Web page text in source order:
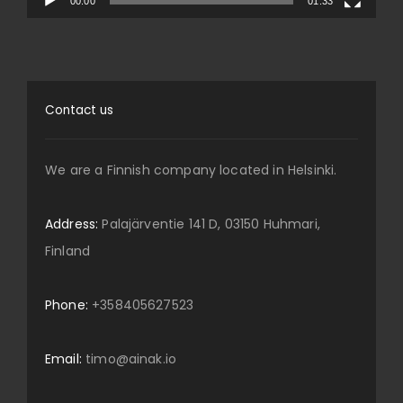
Contact us
We are a Finnish company located in Helsinki.
Address: Palajärventie 141 D, 03150 Huhmari,
Finland
Phone: +358405627523
Email: timo@ainak.io